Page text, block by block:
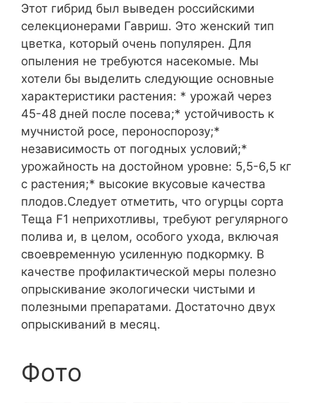
Этот гибрид был выведен российскими
селекционерами Гавриш. Это женский тип
цветка, который очень популярен. Для
опыления не требуются насекомые. Мы
хотели бы выделить следующие основные
характеристики растения: * урожай через
45-48 дней после посева;* устойчивость к
мучнистой росе, пероноспорозу;*
независимость от погодных условий;*
урожайность на достойном уровне: 5,5-6,5 кг
с растения;* высокие вкусовые качества
плодов.Следует отметить, что огурцы сорта
Теща F1 неприхотливы, требуют регулярного
полива и, в целом, особого ухода, включая
своевременную усиленную подкормку. В
качестве профилактической меры полезно
опрыскивание экологически чистыми и
полезными препаратами. Достаточно двух
опрыскиваний в месяц.
Фото